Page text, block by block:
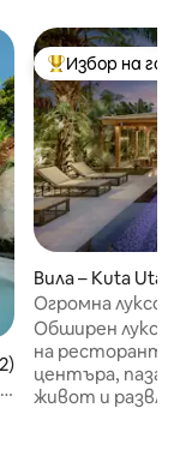
4,97 от 5,
|
Най-популярен
Избор на
Вила – Kuta Utara
Огромна
пешеходно
развлечения
Обширен
на ресторанта,
центъра,
живот и